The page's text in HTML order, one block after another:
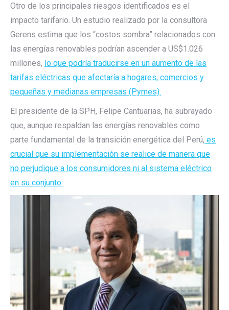
Otro de los principales riesgos identificados es el
impacto tarifario. Un estudio realizado por la consultora
Gerens estima que los “costos sombra” relacionados con
las energías renovables podrían ascender a US$1.026
millones, lo que podría traducirse en un aumento de las
tarifas eléctricas que afectaría a hogares, comercios y
pequeñas y medianas empresas (Pymes).
El presidente de la SPH, Felipe Cantuarias, ha subrayado
que, aunque respaldan las energías renovables como
parte fundamental de la transición energética del Perú, es
crucial que su implementación se realice de manera que
no perjudique a los consumidores ni al sistema eléctrico
en su conjunto.